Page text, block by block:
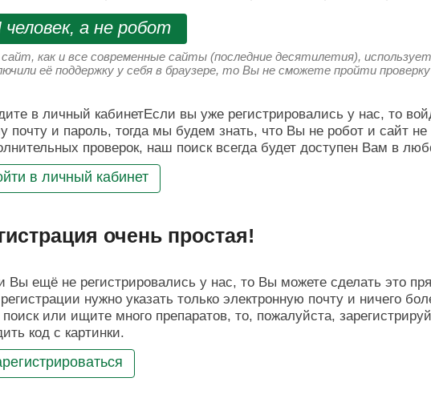
человек, а не робот
как и все современные сайты (последние десятилетия),
её поддержку у себя в браузере, то Вы не сможете пройти
в личный кабинетЕсли вы уже регистрировались у нас, то
почту и пароль, тогда мы будем знать, что Вы не робот и сайт не
проверок, наш поиск всегда будет доступен Вам в
в личный кабинет
очень простая!
Вы ещё не регистрировались у нас, то Вы можете сделать это
нужно указать только электронную почту и ничего
или ищите много препаратов, то, пожалуйста,
код с картинки.